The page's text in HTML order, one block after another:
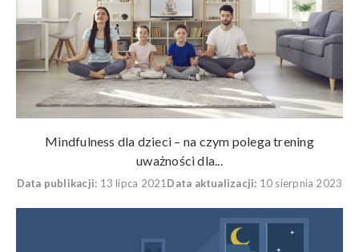
Mindfulness dla dzieci – na czym polega trening
uważności dla...
Data publikacji: 13 lipca 2021Data aktualizacji: 10 sierpnia 2023